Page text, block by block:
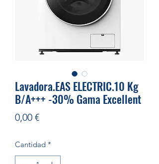
Lavadora.EAS ELECTRIC.10 Kg
B/A+++ -30% Gama Excellent
0,00 €Precio
Cantidad *